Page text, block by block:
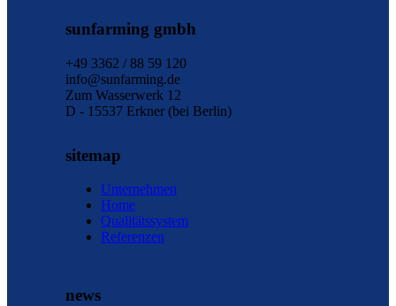
sunfarming gmbh
+49 3362 / 88 59 120
info@sunfarming.de
Zum Wasserwerk 12
D - 15537 Erkner (bei Berlin)
sitemap
Unternehmen
Home
Qualitätssystem
Referenzen
news